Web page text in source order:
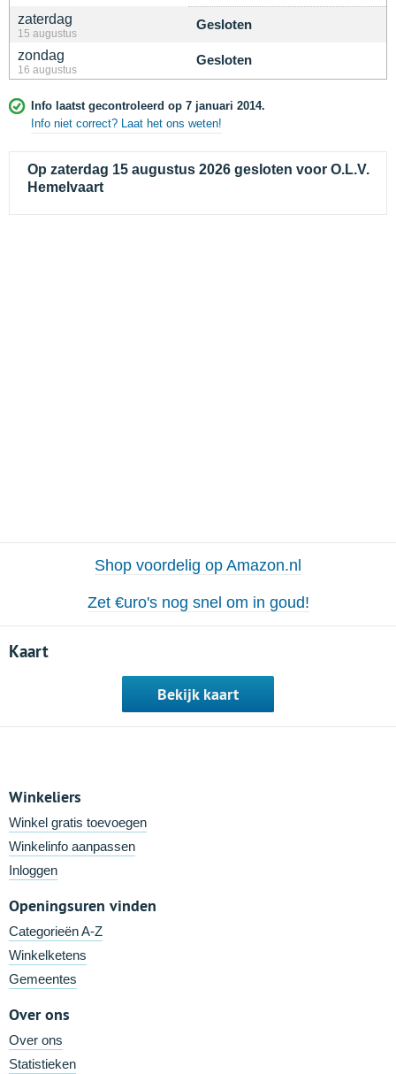
zaterdag
15 augustus
Gesloten
zondag
16 augustus
Gesloten
Info laatst gecontroleerd op 7 januari 2014.
Info niet correct? Laat het ons weten!
Op zaterdag 15 augustus 2026 gesloten voor O.L.V.
Hemelvaart
Shop voordelig op Amazon.nl
Zet €uro's nog snel om in goud!
Kaart
Bekijk kaart
Winkeliers
Winkel gratis toevoegen
Winkelinfo aanpassen
Inloggen
Openingsuren vinden
Categorieën A-Z
Winkelketens
Gemeentes
Over ons
Over ons
Statistieken